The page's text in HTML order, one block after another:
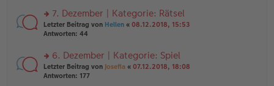
tr
a
g
e
n
er
tr
a
g
n
g
el
e
n
er
rs
te
n
g
el
7. Dezember | Kategorie: Rätsel
Letzter Beitrag von Hellen « 08.12.2018, 15:53
Antworten: 44
rs
te
6. Dezember | Kategorie: Spiel
Letzter Beitrag von Josefia « 07.12.2018, 18:08
Antworten: 177